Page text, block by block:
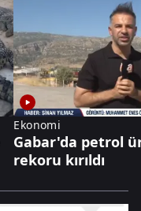
Ekonomi
Gabar'da petrol
rekoru kırıldı